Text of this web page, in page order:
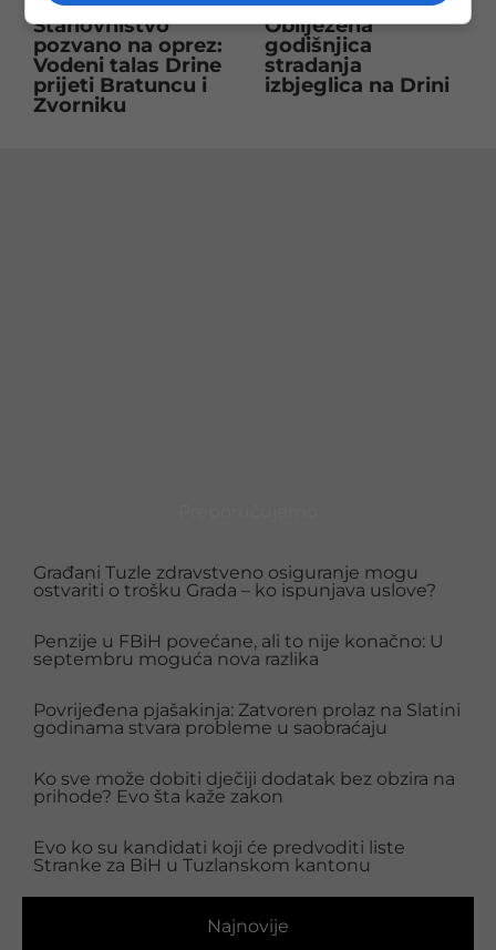
Stanovništvo
pozvano na oprez:
Vodeni talas Drine
prijeti Bratuncu i
Zvorniku
Obilježena
godišnjica
stradanja
izbjeglica na Drini
Najnovije
Građani Tuzle zdravstveno osiguranje mogu
ostvariti o trošku Grada – ko ispunjava uslove?
Penzije u FBiH povećane, ali to nije konačno: U
septembru moguća nova razlika
Povrijeđena pjašakinja: Zatvoren prolaz na Slatini
godinama stvara probleme u saobraćaju
Ko sve može dobiti dječiji dodatak bez obzira na
prihode? Evo šta kaže zakon
Evo ko su kandidati koji će predvoditi liste
Stranke za BiH u Tuzlanskom kantonu